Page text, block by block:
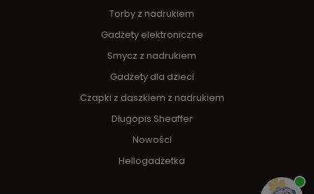
Torby z nadrukiem
Gadżety elektroniczne
Smycz z nadrukiem
Gadżety dla dzieci
Czapki z daszkiem z nadrukiem
Długopis Sheaffer
Nowości
Hellogadżetka